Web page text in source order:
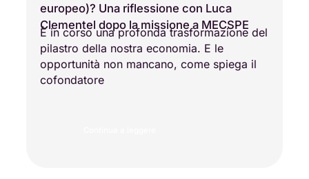
europeo)? Una riflessione con Luca
Clementel dopo la missione a MECSPE
È in corso una profonda trasformazione del
pilastro della nostra economia. E le
opportunità non mancano, come spiega il
cofondatore